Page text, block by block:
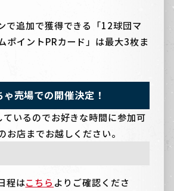
で追加で獲得できる「12球団マ
ポイントPRカード」は最大3枚ま
売場での開催決定！
いるのでお好きな時間に参加可
お店までお越しください。
程はこちら よりご確認くださ